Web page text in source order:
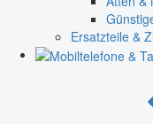
Ersatzteile &